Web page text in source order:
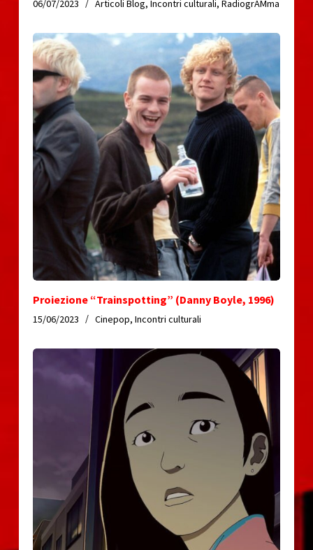
06/07/2023 Articoli Blog, Incontri culturali, RadiogrAMma
Proiezione “Trainspotting” (Danny Boyle, 1996)
15/06/2023 Cinepop, Incontri culturali